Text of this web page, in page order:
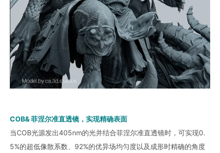
COB& 菲涅尔准直透镜，实现精确表面
当COB光源发出405nm的光并结合菲涅尔准直透镜时，可实现0.
5%的超低像散系数、92%的优异场均匀度以及成形时精确的角度